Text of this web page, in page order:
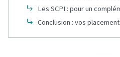
Les SCPI : pour un
Conclusion : vos